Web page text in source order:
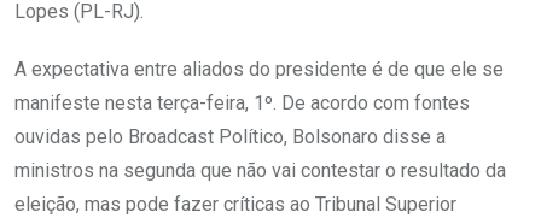
Lopes (PL-RJ).
A expectativa entre aliados do presidente é de que ele se
manifeste nesta terça-feira, 1º. De acordo com fontes
ouvidas pelo Broadcast Político, Bolsonaro disse a
ministros na segunda que não vai contestar o resultado da
eleição, mas pode fazer críticas ao Tribunal Superior